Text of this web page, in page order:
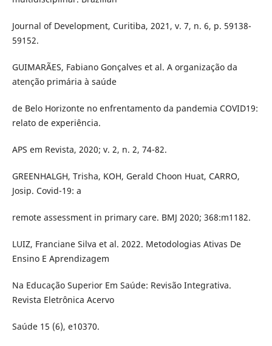
Journal of Development, Curitiba, 2021, v. 7, n. 6, p. 59138-
59152.
GUIMARÃES, Fabiano Gonçalves et al. A organização da
atenção primária à saúde
de Belo Horizonte no enfrentamento da pandemia COVID19:
relato de experiência.
APS em Revista, 2020; v. 2, n. 2, 74-82.
GREENHALGH, Trisha, KOH, Gerald Choon Huat, CARRO,
Josip. Covid-19: a
remote assessment in primary care. BMJ 2020; 368:m1182.
LUIZ, Franciane Silva et al. 2022. Metodologias Ativas De
Ensino E Aprendizagem
Na Educação Superior Em Saúde: Revisão Integrativa.
Revista Eletrônica Acervo
Saúde 15 (6), e10370.